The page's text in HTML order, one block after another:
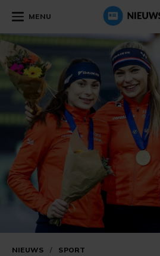
MENU
NIEUWS / SPORT